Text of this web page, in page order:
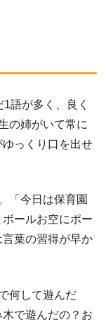
語が多く、良く
の姉がいて常に
っくり口を出せ
「今日は保育園
ールお空にポー
葉の習得が早か
何して遊んだ
で遊んだの？お